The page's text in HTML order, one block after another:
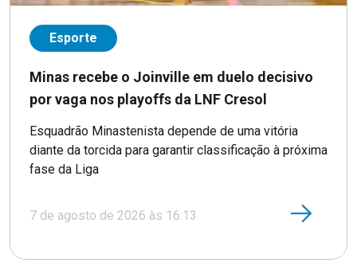
Esporte
Minas recebe o Joinville em duelo decisivo
por vaga nos playoffs da LNF Cresol
Esquadrão Minastenista depende de uma vitória
diante da torcida para garantir classificação à próxima
fase da Liga
7 de agosto de 2026 às 16:13